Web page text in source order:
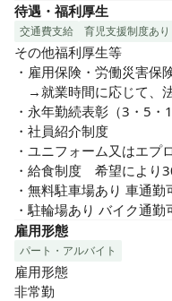
待遇・福利厚生
交通費支給 育児支援制度あり
その他福利厚生等
・雇用保険・労働災害保
→就業時間に応じて、
・永年勤続表彰（3・5
・社員紹介制度
・ユニフォーム又はエプ
・給食制度　希望により
・無料駐車場あり 車通勤
・駐輪場あり バイク通勤
雇用形態
パート・アルバイト
雇用形態
非常勤